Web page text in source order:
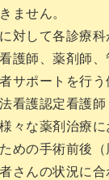
ません。
対して各診療
護師、薬剤師
サポートを行う
護認定看護師
々な薬剤治療
めの手術前後
さんの状況に